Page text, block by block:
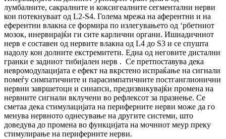
лумбалните, сакралните и коксигеалните сегментални нерви
кои потекнуваат од L2-S4. Голема мрежа на аферентни и на
еферентни влакна се формира по излегувањето од ‘рбетниот
мозок, инервирајќи ги сите карлични органи. Ишиадичниот
нерв е составен од нервите влакна од L4 до S3 и се спушта
надолу кон долните екстремитети. Една од неговите дистални
гранки е задниот тибијален нерв . Се претпоставува дека
невромодулацијата е ефект на вкрстено испраќање на сигнали
помеѓу симпатичните и парасимпатичните постганглионични
нервни завршетоци и синапси, предизвикувајќи промена на
нервните сигнали вклучени во рефлексот за празнење. Се
сметаа дека стимулацијата на периферните нерви може да го
менува нервното однесување на другите системи, што
доведува до промена во функцијата на мочниот меур преку
стимулирање на периферните нерви.